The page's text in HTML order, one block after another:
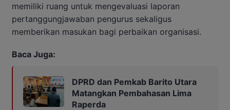
memiliki ruang untuk mengevaluasi laporan
pertanggungjawaban pengurus sekaligus
memberikan masukan bagi perbaikan organisasi.
Baca Juga:
DPRD dan Pemkab Barito Utara
Matangkan Pembahasan Lima
Raperda